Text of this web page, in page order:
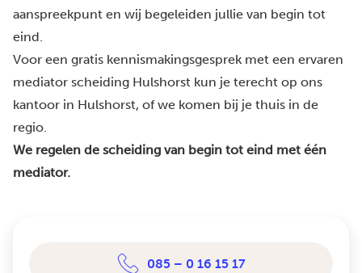
aanspreekpunt en wij begeleiden jullie van begin tot
eind.
Voor een gratis kennismakingsgesprek met een ervaren
mediator scheiding Hulshorst kun je terecht op ons
kantoor in Hulshorst, of we komen bij je thuis in de
regio.
We regelen de scheiding van begin tot eind met één
mediator.
085 – 0 16 15 17